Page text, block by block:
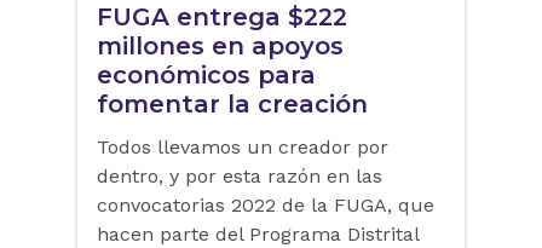
FUGA entrega $222
millones en apoyos
económicos para
fomentar la creación
Todos llevamos un creador por
dentro, y por esta razón en las
convocatorias 2022 de la FUGA, que
hacen parte del Programa Distrital